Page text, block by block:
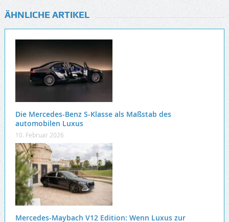
ÄHNLICHE ARTIKEL
Die Mercedes-Benz S-Klasse als Maßstab des
automobilen Luxus
10. Februar 2026
Mercedes-Maybach V12 Edition: Wenn Luxus zur